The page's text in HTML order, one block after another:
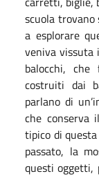
scuola trovano
a esplorare
veniva vissuta
balocchi, che
costruiti dai
parlano di
che conserva
tipico di
passato, la
questi oggetti,